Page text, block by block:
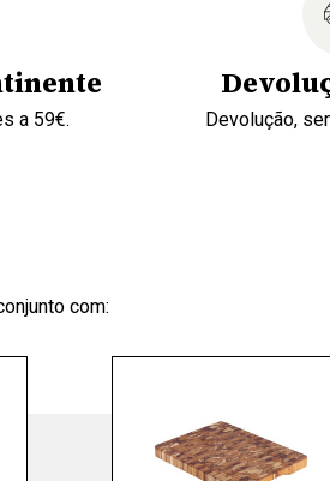
a 59€. Devolução,
com: